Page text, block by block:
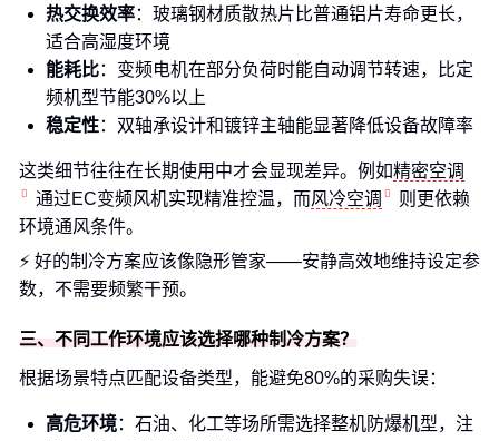
热交换效率：玻璃钢材质散热片比普通铝片寿命更长，
适合高湿度环境
能耗比：变频电机在部分负荷时能自动调节转速，比定
频机型节能30%以上
稳定性：双轴承设计和镀锌主轴能显著降低设备故障率
这类细节往往在长期使用中才会显现差异。例如精密空调
通过EC变频风机实现精准控温，而风冷空调
则更依赖
环境通风条件。
⚡ 好的制冷方案应该像隐形管家——安静高效地维持设定参
数，不需要频繁干预。
三、不同工作环境应该选择哪种制冷方案？
根据场景特点匹配设备类型，能避免80%的采购失误：
高危环境：石油、化工等场所需选择整机防爆机型，注